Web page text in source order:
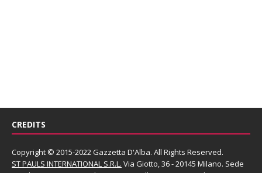
CREDITS
Copyright © 2015-2022 Gazzetta D'Alba. All Rights Reserved.
ST PAULS INTERNATIONAL S.R.L. Via Giotto, 36 - 20145 Milano. Sede